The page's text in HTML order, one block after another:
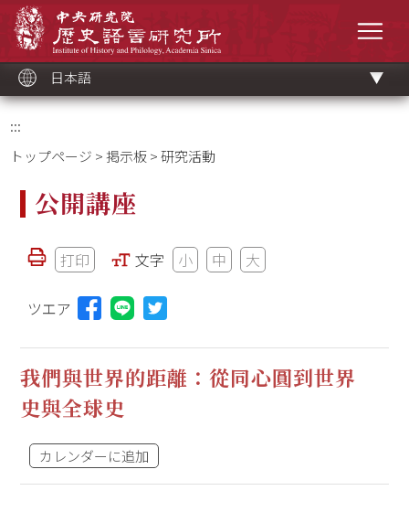
ッ
ク
日本語
:::
トップページ >掲示板> 研究活動
公開講座
打印 文字 小 中 大
ツエア Lineに投稿する(新しいウィンドウを開く)
我們與世界的距離：從同心圓到世界
史與全球史
カレンダーに追加